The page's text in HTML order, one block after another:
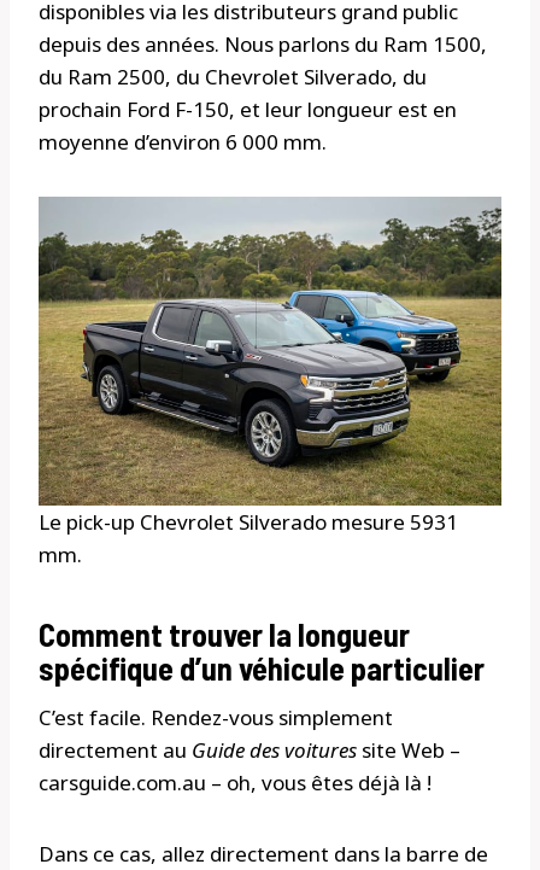
disponibles via les distributeurs grand public
depuis des années. Nous parlons du Ram 1500,
du Ram 2500, du Chevrolet Silverado, du
prochain Ford F-150, et leur longueur est en
moyenne d’environ 6 000 mm.
Le pick-up Chevrolet Silverado mesure 5931
mm.
Comment trouver la longueur
spécifique d’un véhicule particulier
C’est facile. Rendez-vous simplement
directement au Guide des voitures site Web –
carsguide.com.au – oh, vous êtes déjà là !
Dans ce cas, allez directement dans la barre de